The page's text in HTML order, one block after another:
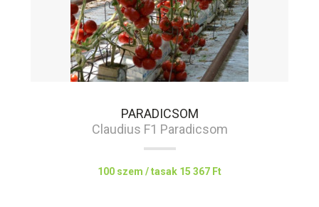
PARADICSOM
Claudius F1 Paradicsom
100 szem / tasak 15 367 Ft